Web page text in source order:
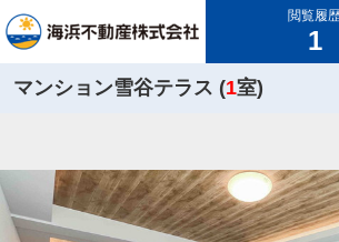
閲覧履
1
マンション雪谷テラス (1室)